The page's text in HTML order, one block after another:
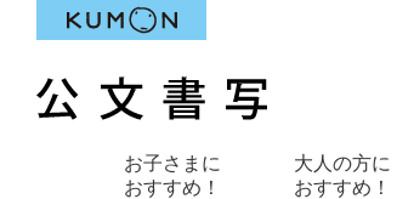
お子さまに
おすすめ！
大人の方に
おすすめ！